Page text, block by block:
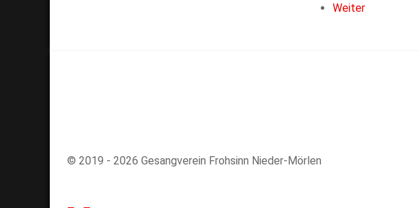
Weiter
© 2019 - 2026 Gesangverein Frohsinn Nieder-Mörlen